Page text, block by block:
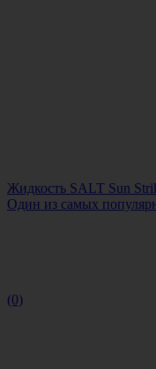
Жидкость SALT Sun
Один из самых
(0)